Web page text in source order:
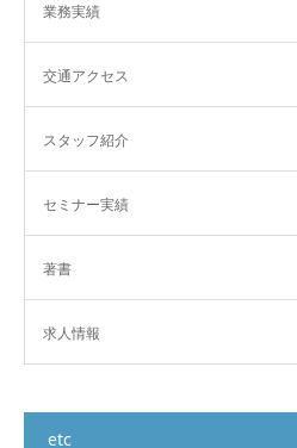
業務実績
交通アクセス
スタッフ紹介
セミナー実績
著書
求人情報
etc